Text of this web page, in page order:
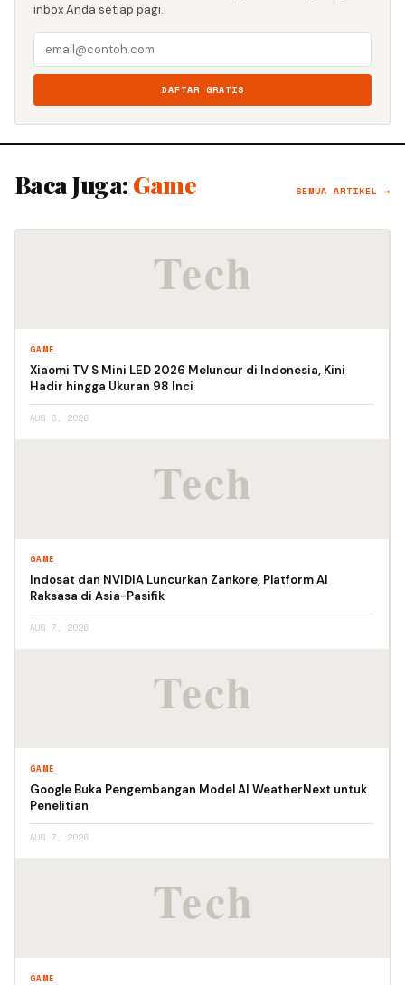
inbox Anda setiap pagi.
DAFTAR GRATIS
Baca Juga: Game SEMUA ARTIKEL →
GAME
Xiaomi TV S Mini LED 2026 Meluncur di Indonesia, Kini
Hadir hingga Ukuran 98 Inci
AUG 6, 2026
GAME
Indosat dan NVIDIA Luncurkan Zankore, Platform AI
Raksasa di Asia-Pasifik
AUG 7, 2026
GAME
Google Buka Pengembangan Model AI WeatherNext untuk
Penelitian
AUG 7, 2026
GAME